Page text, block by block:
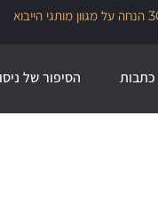
זמן להכניס הביתה גם קצת עיצוב מהעולם, 30% הנחה על מגוון מותגי הייבוא
כתבות הסיפור של ניסו